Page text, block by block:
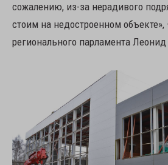
сожалению, из-за нерадивого
стоим на недостроенном
регионального парламента